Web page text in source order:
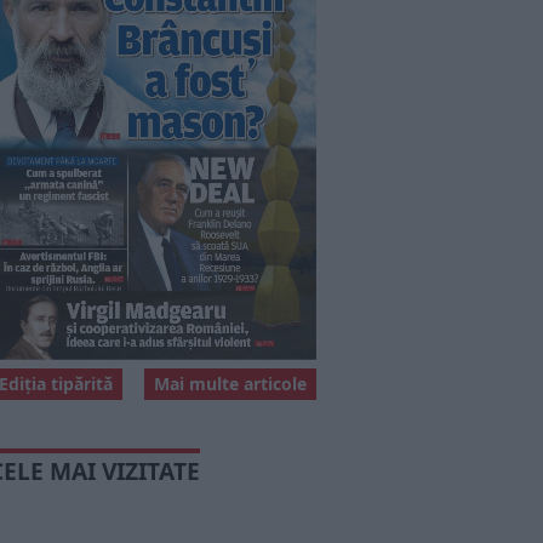
Mai multe articole
Ediția tipărită
MAI VIZITATE